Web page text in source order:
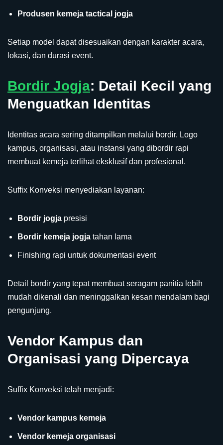
Produsen kemeja tactical jogja
Setiap model dapat disesuaikan dengan karakter acara,
lokasi, dan durasi event.
Bordir Jogja: Detail Kecil yang
Menguatkan Identitas
Identitas acara sering ditampilkan melalui bordir. Logo
kampus, organisasi, atau instansi yang dibordir rapi
membuat kemeja terlihat eksklusif dan profesional.
Suffix Konveksi menyediakan layanan:
Bordir jogja presisi
Bordir kemeja jogja tahan lama
Finishing rapi untuk dokumentasi event
Detail bordir yang tepat membuat seragam panitia lebih
mudah dikenali dan meninggalkan kesan mendalam bagi
pengunjung.
Vendor Kampus dan
Organisasi yang Dipercaya
Suffix Konveksi telah menjadi:
Vendor kampus kemeja
Vendor kemeja organisasi